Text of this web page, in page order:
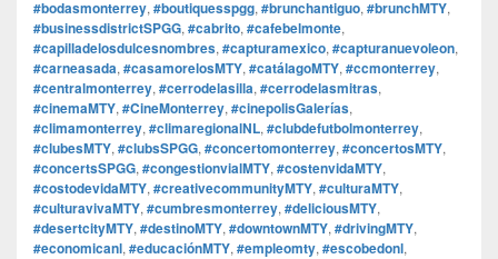
#bodasmonterrey, #boutiquesspgg, #brunchantiguo, #brunchMTY,
#businessdistrictSPGG, #cabrito, #cafebelmonte,
#capilladelosdulcesnombres, #capturamexico, #capturanuevoleon,
#carneasada, #casamorelosMTY, #catálagoMTY, #ccmonterrey,
#centralmonterrey, #cerrodelasilla, #cerrodelasmitras,
#cinemaMTY, #CineMonterrey, #cinepolisGalerías,
#climamonterrey, #climaregionalNL, #clubdefutbolmonterrey,
#clubesMTY, #clubsSPGG, #concertomonterrey, #concertosMTY,
#concertsSPGG, #congestionvialMTY, #costenvidaMTY,
#costodevidaMTY, #creativecommunityMTY, #culturaMTY,
#culturavivaMTY, #cumbresmonterrey, #deliciousMTY,
#desertcityMTY, #destinoMTY, #downtownMTY, #drivingMTY,
#economicanl, #educaciónMTY, #empleomty, #escobedonl,